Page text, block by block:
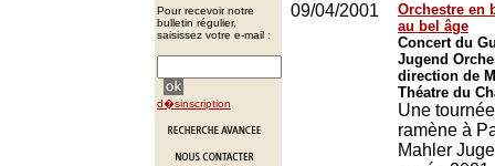
Pour recevoir notre
bulletin régulier,
saisissez votre e-mail :
d�sinscription
09/04/2001
Orchestre en
au bel âge
Concert du
Jugend
direction de
Théatre du
Une
ramène à
Mahler